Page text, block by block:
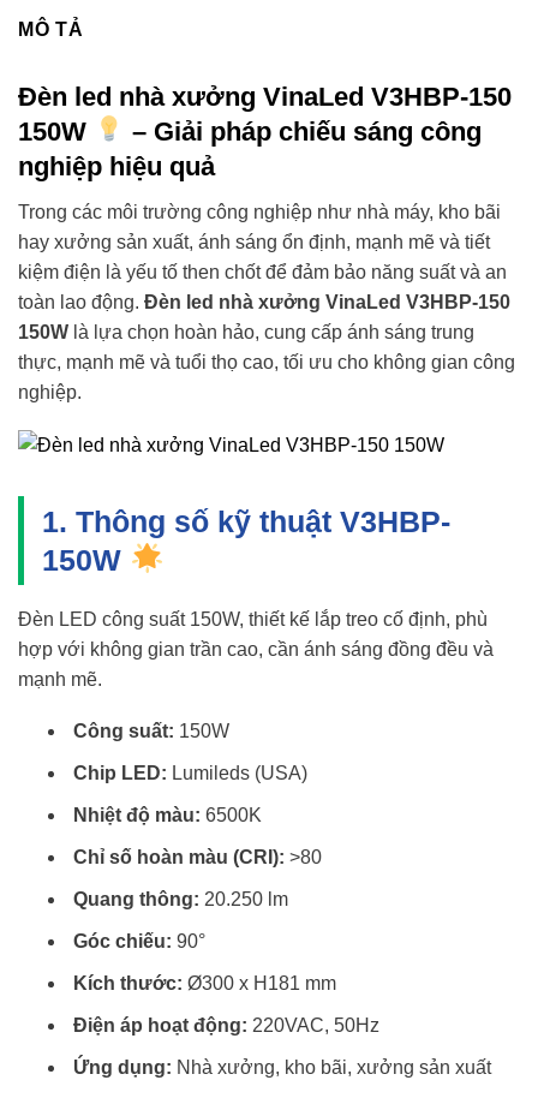
MÔ TẢ
Đèn led nhà xưởng VinaLed V3HBP-150
150W
– Giải pháp chiếu sáng công
nghiệp hiệu quả
Trong các môi trường công nghiệp như nhà máy, kho bãi
hay xưởng sản xuất, ánh sáng ổn định, mạnh mẽ và tiết
kiệm điện là yếu tố then chốt để đảm bảo năng suất và an
toàn lao động. Đèn led nhà xưởng VinaLed V3HBP-150
150W là lựa chọn hoàn hảo, cung cấp ánh sáng trung
thực, mạnh mẽ và tuổi thọ cao, tối ưu cho không gian công
nghiệp.
1. Thông số kỹ thuật V3HBP-
150W
Đèn LED công suất 150W, thiết kế lắp treo cố định, phù
hợp với không gian trần cao, cần ánh sáng đồng đều và
mạnh mẽ.
Công suất: 150W
Chip LED: Lumileds (USA)
Nhiệt độ màu: 6500K
Chỉ số hoàn màu (CRI): >80
Quang thông: 20.250 lm
Góc chiếu: 90°
Kích thước: Ø300 x H181 mm
Điện áp hoạt động: 220VAC, 50Hz
Ứng dụng: Nhà xưởng, kho bãi, xưởng sản xuất